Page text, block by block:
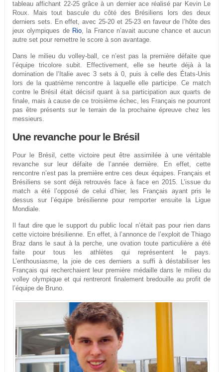
tableau affichant 22-25 grâce à un dernier ace réalisé par Kevin Le
Roux. Mais tout bascule du côté des Brésiliens lors des deux
derniers sets. En effet, avec 25-20 et 25-23 en faveur de l’hôte des
jeux olympiques de Rio, la France n’avait aucune chance et aucun
autre set pour remettre le score à son avantage.
Dans le milieu du volley-ball, ce n’est pas la première défaite que
l’équipe tricolore subit. Effectivement, elle se heurte déjà à la
domination de l’Italie avec 3 sets à 0, puis à celle des États-Unis
lors de la quatrième rencontre à laquelle elle participe. Ce match
contre le Brésil était décisif quant à sa participation aux quarts de
finale, mais à cause de ce troisième échec, les Français ne pourront
pas être présents sur le terrain de la prochaine épreuve chez les
messieurs.
Une revanche pour le Brésil
Pour le Brésil, cette victoire peut être assimilée à une véritable
revanche sur leur défaite de l’année dernière. En effet, cette
rencontre n’est pas la première entre ces deux équipes. Français et
Brésiliens se sont déjà retrouvés face à face en 2015. L’issue du
match a été l’opposé de celui d’hier, les Français ayant pris le
dessus sur l’équipe brésilienne pour remporter ensuite la Ligue
Mondiale.
Il faut dire que le support du public local n’était pas pour rien dans
cette victoire brésilienne. En effet, à l’annonce de l’exploit de Thiago
Braz dans le saut à la perche, une ovation toute particulière a été
faite pour tous les athlètes qui représentent le pays.
L’enthousiasme, la joie de ces derniers a suffi à déstabiliser les
Français qui recherchaient leur première médaille dans le milieu du
volley olympique et qui rentreront finalement bredouille au profit de
l’équipe de Bruno.